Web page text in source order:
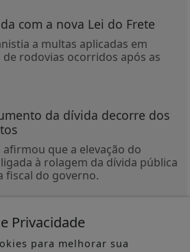
com a nova Lei do Frete
a multas aplicadas em
rodovias ocorridos após as
da dívida decorre dos
que a elevação do
à rolagem da dívida pública
fiscal do governo.
para atendimento
Privacidade
para melhorar sua